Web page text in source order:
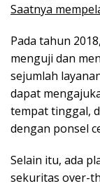
Saatnya
Pada tahun
menguji dan
sejumlah
dapat
tempat tinggal,
dengan ponsel
Selain itu, ada
sekuritas over-